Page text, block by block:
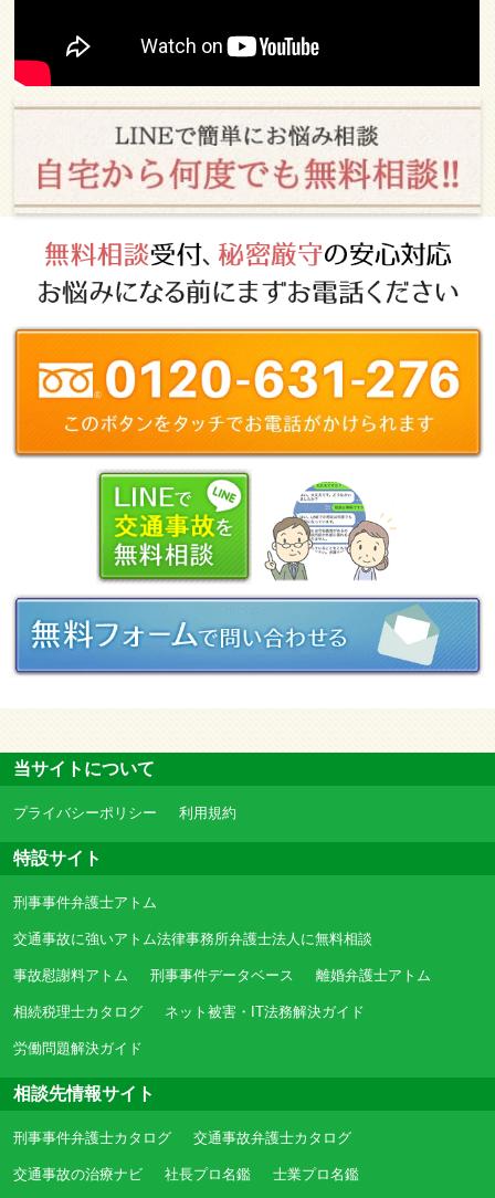
当サイトについて
プライバシーポリシー 利用規約
特設サイト
刑事事件弁護士アトム
交通事故に強いアトム法律事務所弁護士法人に無料相談
事故慰謝料アトム 刑事事件データベース 離婚弁護士アトム
相続税理士カタログ ネット被害・IT法務解決ガイド
労働問題解決ガイド
相談先情報サイト
刑事事件弁護士カタログ 交通事故弁護士カタログ
交通事故の治療ナビ 社長プロ名鑑 士業プロ名鑑